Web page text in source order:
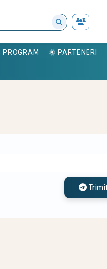
PROGRAM PARTENERI